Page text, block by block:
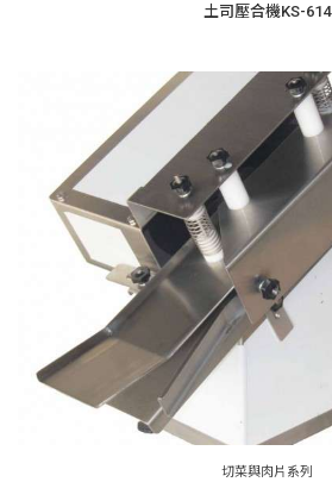
土司壓合機KS-614
切菜與肉片系列